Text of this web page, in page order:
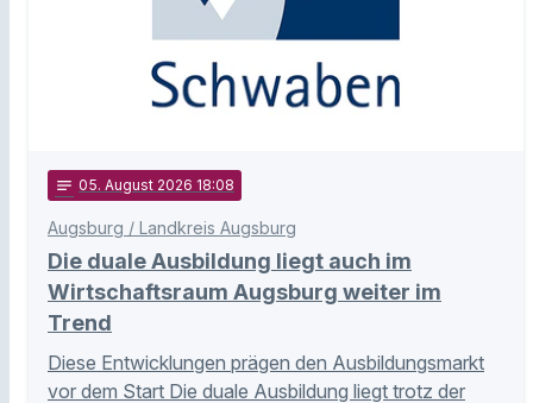
notes 05. August 2026 18:08
Augsburg / Landkreis Augsburg
Die duale Ausbildung liegt auch im
Wirtschaftsraum Augsburg weiter im
Trend
Diese Entwicklungen prägen den Ausbildungsmarkt
vor dem Start Die duale Ausbildung liegt trotz der